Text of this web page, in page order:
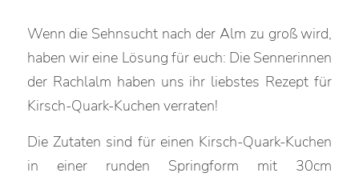
Wenn die Sehnsucht nach der Alm zu groß wird,
haben wir eine Lösung für euch: Die Sennerinnen
der Rachlalm haben uns ihr liebstes Rezept für
Kirsch-Quark-Kuchen verraten!
Die Zutaten sind für einen Kirsch-Quark-Kuchen
in einer runden Springform mit 30cm